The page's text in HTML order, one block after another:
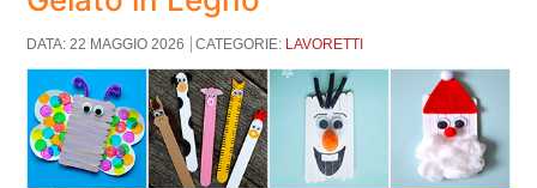
DATA: 22 MAGGIO 2026 CATEGORIE: LAVORETTI